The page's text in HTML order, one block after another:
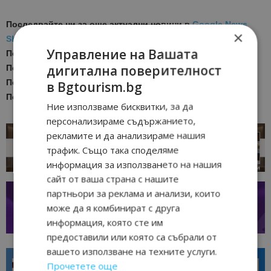
Последвайте ни за още актуални новини в Google News
Showcase
ПоследвайтеBgtourism.bg във VIBER
Последвайте Bgtourism.bg вINSTAGRAM
Последвайте Bgtourism.bg във
Последвайте
Bgtourism.bg в YOUTUBE
×
Управление на Вашата
дигитална поверителност
в Bgtourism.bg
Ние използваме бисквитки, за да
персонализираме съдържанието,
рекламите и да анализираме нашия
трафик. Също така споделяме
информация за използването на нашия
сайт от ваша страна с нашите
партньори за реклама и анализи, които
може да я комбинират с друга
информация, която сте им
предоставили или която са събрали от
вашето използване на техните услуги.
Прочетете още